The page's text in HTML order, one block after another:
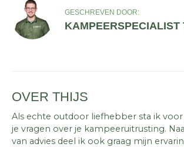
GESCHREVEN DOOR:
KAMPEERSPECIALIST
OVER THIJS
Als echte outdoor liefhebber sta ik
je vragen over je kampeeruitrusting.
van advies deel ik ook graag mijn